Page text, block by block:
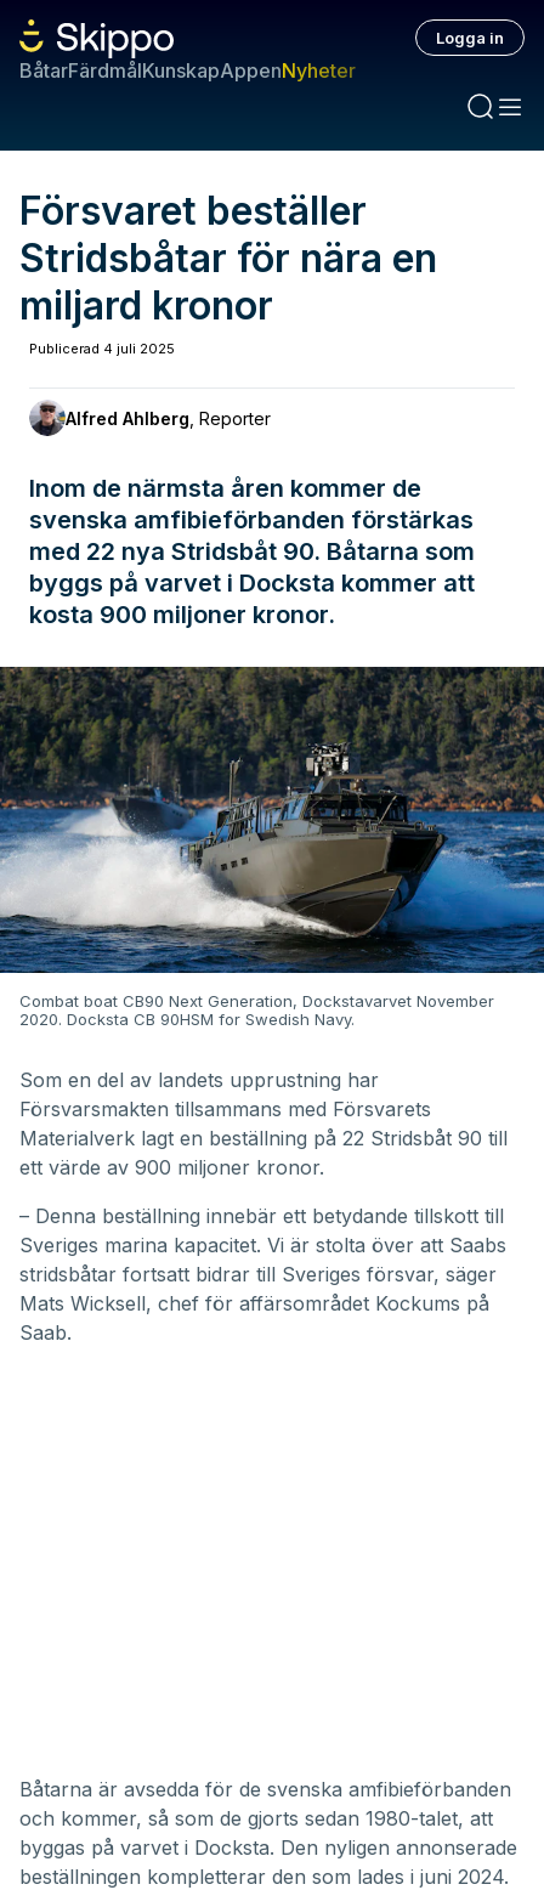
BåtarFärdmålKunskapAppenNyheter
Logga in
Försvaret beställer
Stridsbåtar för nära en
miljard kronor
Publicerad 4 juli 2025
Alfred Ahlberg Reporter
Inom de närmsta åren kommer de
svenska amfibieförbanden förstärkas
med 22 nya Stridsbåt 90. Båtarna som
byggs på varvet i Docksta kommer att
kosta 900 miljoner kronor.
Combat boat CB90 Next Generation, Dockstavarvet November
2020. Docksta CB 90HSM for Swedish Navy.
Som en del av landets upprustning har
Försvarsmakten tillsammans med Försvarets
Materialverk lagt en beställning på 22 Stridsbåt 90 till
ett värde av 900 miljoner kronor.
– Denna beställning innebär ett betydande tillskott till
Sveriges marina kapacitet. Vi är stolta över att Saabs
stridsbåtar fortsatt bidrar till Sveriges försvar, säger
Mats Wicksell, chef för affärsområdet Kockums på
Saab.
Båtarna är avsedda för de svenska amfibieförbanden
och kommer, så som de gjorts sedan 1980-talet, att
byggas på varvet i Docksta. Den nyligen annonserade
beställningen kompletterar den som lades i juni 2024.